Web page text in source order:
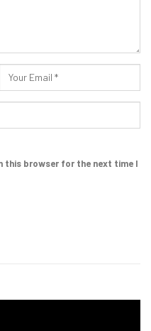
this browser for the next time I